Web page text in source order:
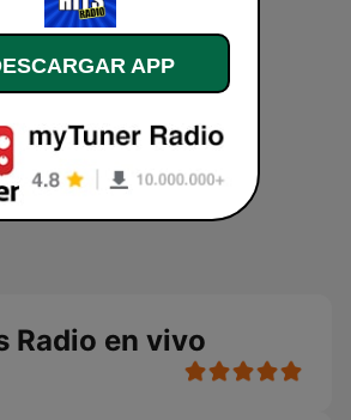
Radio en vivo
APP